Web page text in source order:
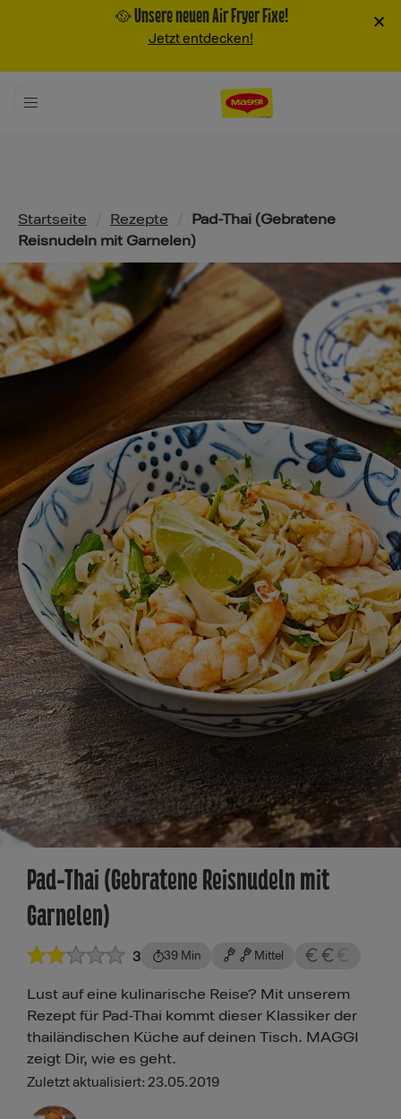
🥘 Unsere neuen Air Fryer Fixe!
Jetzt entdecken!
×
Pfadnavigation
Startseite Rezepte
Pad-Thai (Gebratene
Reisnudeln mit Garnelen)
Pad-Thai (Gebratene Reisnudeln mit
Garnelen)
3 39 Min Mittel
Lust auf eine kulinarische Reise? Mit unserem
Rezept für Pad-Thai kommt dieser Klassiker der
thailändischen Küche auf deinen Tisch. MAGGI
zeigt Dir, wie es geht.
Zuletzt aktualisiert: 23.05.2019